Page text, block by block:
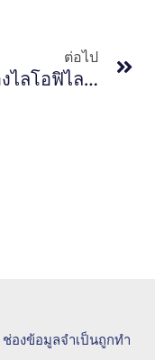
ต่อไป
เครื่องไลโอฟิไลเซอร์: ทางออกที่ดีที่สุดสำหรับความต้องการของห้องปฏิบัติการของคุณ
ช่องข้อมูลจำเป็นถูกทำ